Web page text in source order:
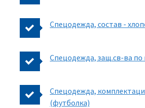
Спецодежда, состав -
Спецодежда, защ.св-ва по
Спецодежда,
(футболка)